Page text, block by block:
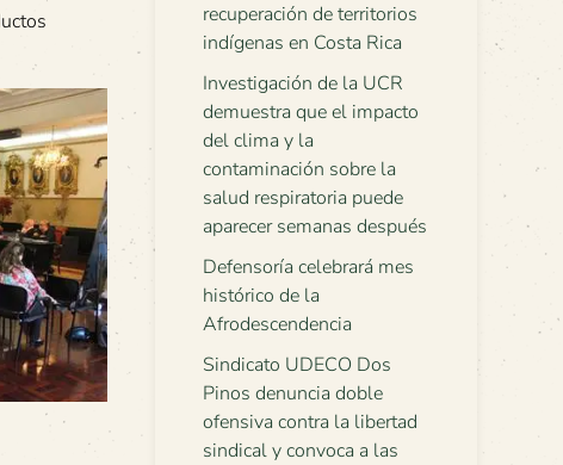
recuperación de territorios
indígenas en Costa Rica
Investigación de la UCR
demuestra que el impacto
del clima y la
contaminación sobre la
salud respiratoria puede
aparecer semanas después
Defensoría celebrará mes
histórico de la
Afrodescendencia
Sindicato UDECO Dos
Pinos denuncia doble
ofensiva contra la libertad
sindical y convoca a las